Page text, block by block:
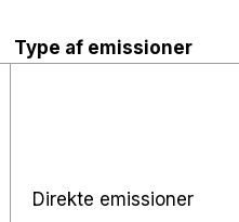
Type af emissioner
Direkte emissioner